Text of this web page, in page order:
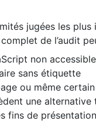
jugées les
de l’audit
non
sans étiquette
ou même
une alternative
fins de